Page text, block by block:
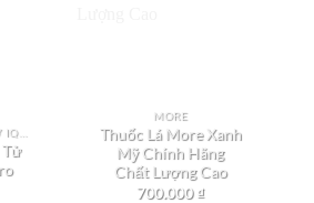
THUỐC LÁ ĐIỆN TỬ IQOS
Tử
MORE
Thuốc Lá More Xanh
Mỹ Chính Hãng
Chất Lượng Cao
700.000 ₫